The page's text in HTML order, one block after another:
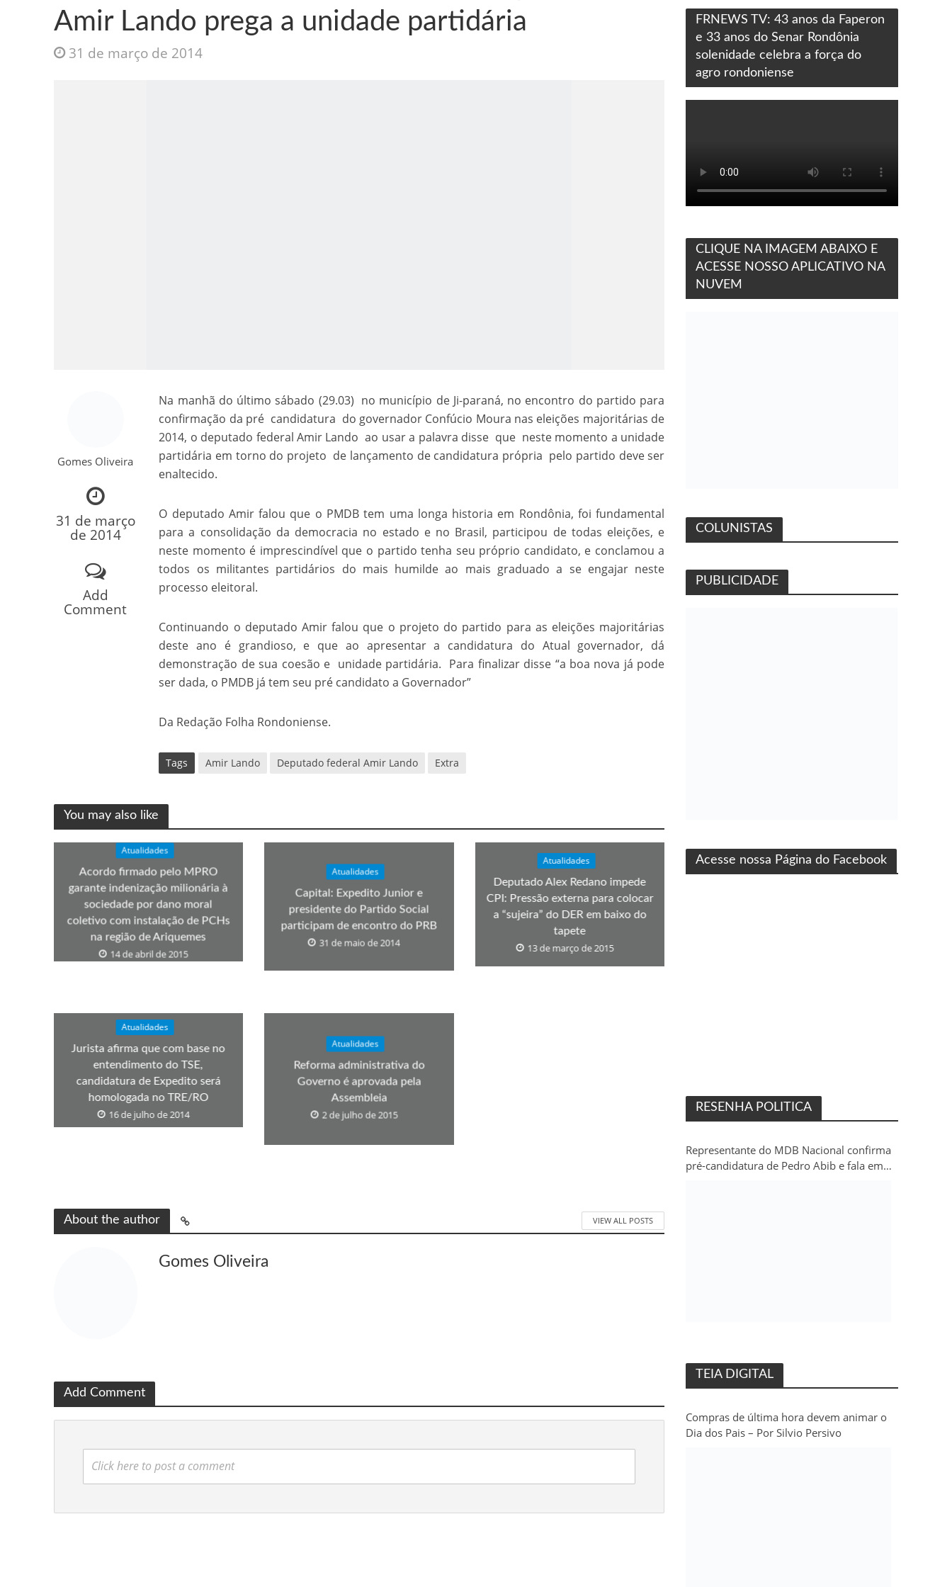
Os segredos não revelados do livro de apocalipse
Amir Lando prega a unidade partidária
31 de março de 2014
Gomes Oliveira
31 de março
de 2014
Add
Comment
Na manhã do último sábado (29.03) no município de Ji-paraná, no encontro do partido para
confirmação da pré candidatura do governador Confúcio Moura nas eleições majoritárias de
2014, o deputado federal Amir Lando ao usar a palavra disse que neste momento a unidade
partidária em torno do projeto de lançamento de candidatura própria pelo partido deve ser
enaltecido.
O deputado Amir falou que o PMDB tem uma longa historia em Rondônia, foi fundamental
para a consolidação da democracia no estado e no Brasil, participou de todas eleições, e
neste momento é imprescindível que o partido tenha seu próprio candidato, e conclamou a
todos os militantes partidários do mais humilde ao mais graduado a se engajar neste
processo eleitoral.
Continuando o deputado Amir falou que o projeto do partido para as eleições majoritárias
deste ano é grandioso, e que ao apresentar a candidatura do Atual governador, dá
demonstração de sua coesão e unidade partidária. Para finalizar disse “a boa nova já pode
ser dada, o PMDB já tem seu pré candidato a Governador”
Da Redação Folha Rondoniense.
Tags Amir Lando Deputado federal Amir Lando Extra
You may also like
Atualidades
Acordo firmado pelo MPRO
garante indenização milionária à
sociedade por dano moral
coletivo com instalação de PCHs
na região de Ariquemes
14 de abril de 2015
Atualidades
Capital: Expedito Junior e
presidente do Partido Social
participam de encontro do PRB
31 de maio de 2014
Atualidades
Deputado Alex Redano impede
CPI: Pressão externa para colocar
a “sujeira” do DER em baixo do
tapete
13 de março de 2015
Atualidades
Jurista afirma que com base no
entendimento do TSE,
candidatura de Expedito será
homologada no TRE/RO
16 de julho de 2014
Atualidades
Reforma administrativa do
Governo é aprovada pela
Assembleia
2 de julho de 2015
About the author VIEW ALL POSTS
Gomes Oliveira
Add Comment
Click here to post a comment
FRNEWS TV: 43 anos da Faperon
e 33 anos do Senar Rondônia
solenidade celebra a força do
agro rondoniense
CLIQUE NA IMAGEM ABAIXO E
ACESSE NOSSO APLICATIVO NA
NUVEM
COLUNISTAS
PUBLICIDADE
Acesse nossa Página do Facebook
RESENHA POLITICA
Representante do MDB Nacional confirma
pré-candidatura de Pedro Abib e fala em
TEIA DIGITAL
Compras de última hora devem animar o
Dia dos Pais – Por Silvio Persivo